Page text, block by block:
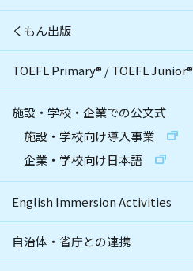
くもん出版
TOEFL Primary® /TOEFL Junior®
施設・学校・企業での公文式
施設・学校向け導入事業
企業・学校向け日本語
English Immersion Activities
自治体・省庁との連携